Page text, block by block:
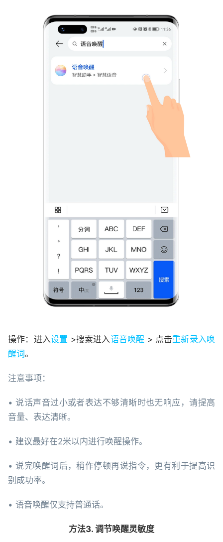
操作：进入设置 >搜索进入语音唤醒 > 点击重新录入唤
醒词。
注意事项：
• 说话声音过小或者表达不够清晰时也无响应，请提高
音量、表达清晰。
• 建议最好在2米以内进行唤醒操作。
• 说完唤醒词后，稍作停顿再说指令，更有利于提高识
别成功率。
• 语音唤醒仅支持普通话。
方法3. 调节唤醒灵敏度